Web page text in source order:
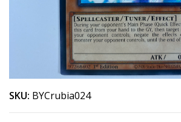
SKU: BYCrubia024